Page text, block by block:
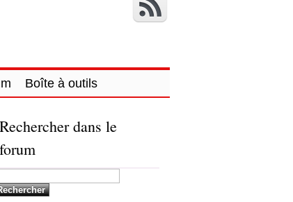
Boîte à outils
Rechercher dans le
forum